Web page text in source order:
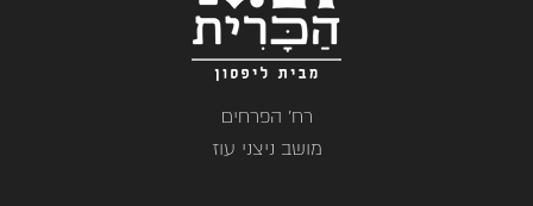
רח' הפרחים
מושב ניצני עוז